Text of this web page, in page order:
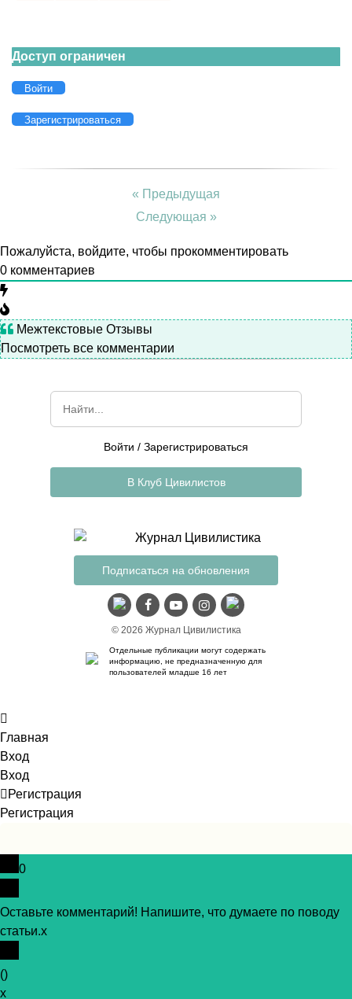
Доступ ограничен
Войти
Зарегистрироваться
« Предыдущая
Следующая »
Пожалуйста, войдите, чтобы прокомментировать
0 комментариев
Межтекстовые Отзывы
Посмотреть все комментарии
Подписаться на обновления
© 2026 Журнал Цивилистика
Отдельные публикации могут содержать
информацию, не предназначенную для
пользователей младше 16 лет
Войти / Зарегистрироваться
В Клуб Цивилистов
Главная
Вход
Вход
Регистрация
Регистрация
0
Оставьте комментарий! Напишите, что думаете по поводу
статьи.x
()
x